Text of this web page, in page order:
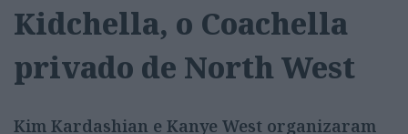
Kidchella, o Coachella
privado de North West
Kim Kardashian e Kanye West organizaram